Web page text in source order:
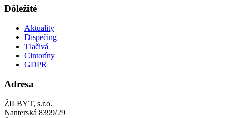
Dôležité
Aktuality
Dispečing
Tlačivá
Cintoríny
GDPR
Adresa
ŽILBYT, s.r.o.
Nanterská 8399/29